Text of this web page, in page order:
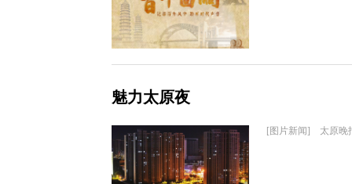
魅力太原夜
[图片新闻] 太原晚